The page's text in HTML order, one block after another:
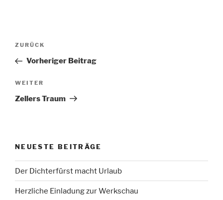
Beitragsnavigation
Vorheriger
Beitrag
ZURÜCK
Vorheriger Beitrag
Nächster
Beitrag
WEITER
Zellers Traum
NEUESTE BEITRÄGE
Der Dichterfürst macht Urlaub
Herzliche Einladung zur Werkschau